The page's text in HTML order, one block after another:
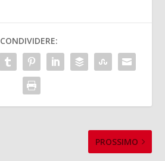
CONDIVIDERE:
PROSSIMO